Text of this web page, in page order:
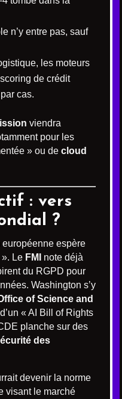
n’y entre pas, sauf
les moteurs
de crédit
cas.
viendra
pour les
» ou de cloud
: vers
?
européenne espère
». Le FMI
note déjà
du RGPD pour
Washington s’y
of Science and
« AI Bill of Rights
planche sur des
des
devenir la norme
visant le marché